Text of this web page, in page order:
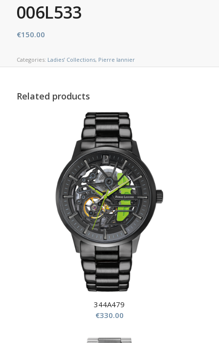
006L533
€150.00
Categories: Ladies’ Collections, Pierre lannier
Related products
344A479
€330.00